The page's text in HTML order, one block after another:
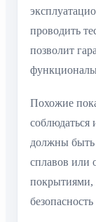
проводить
позволит
Похожие
соблюдаться
должны быть
сплавов или
покрытиями,